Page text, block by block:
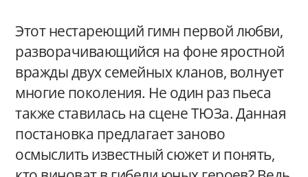
Этот нестареющий гимн первой любви,
разворачивающийся на фоне яростной
вражды двух семейных кланов, волнует
многие поколения. Не один раз пьеса
также ставилась на сцене ТЮЗа. Данная
постановка предлагает заново
осмыслить известный сюжет и понять,